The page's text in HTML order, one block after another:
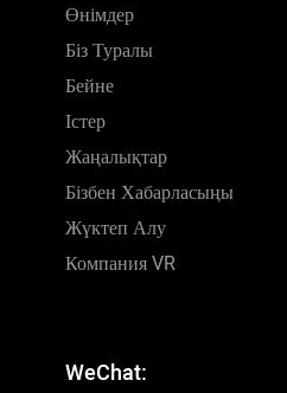
Өнімдер
Біз Туралы
Бейне
Істер
Жаңалықтар
Бізбен Хабарласыңы
Жүктеп Алу
Компания VR
WeChat: